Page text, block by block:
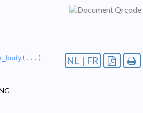
NL | FR